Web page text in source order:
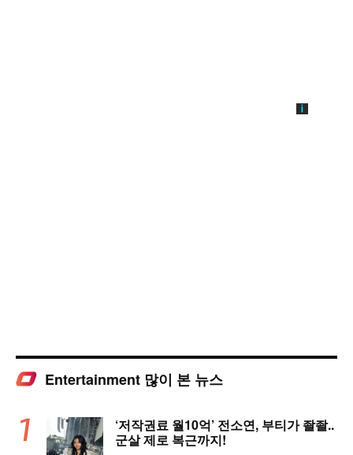
Entertainment 많이 본 뉴스
‘저작권료 월10억’ 전소연, 부티가 좔좔..
군살 제로 복근까지!